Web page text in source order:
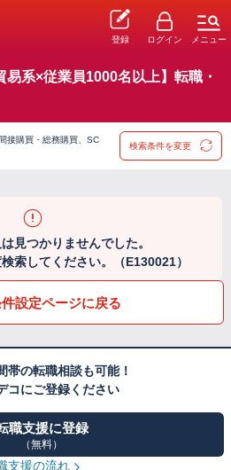
登録 ログイン メニュー
易系×従業員1000名以上】転職・
接購買・総務購買、SC
検索条件を変更
見つかりませんでした。
索してください。（E130021）
設定ページに戻る
帯の転職相談も可能！
コにご登録ください
職支援に登録
（無料）
支援の流れ